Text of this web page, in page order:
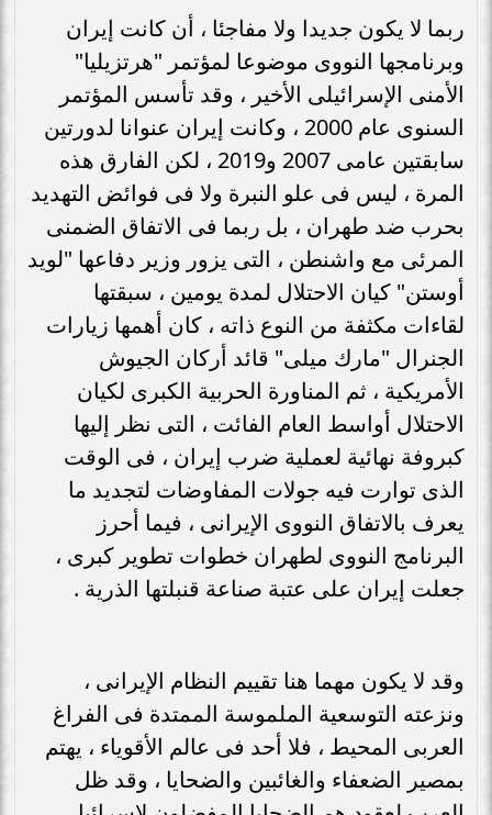
ربما لا يكون جديدا ولا مفاجئا ، أن كانت إيران
وبرنامجها النووى موضوعا لمؤتمر "هرتزيليا"
الأمنى الإسرائيلى الأخير ، وقد تأسس المؤتمر
السنوى عام 2000 ، وكانت إيران عنوانا لدورتين
سابقتين عامى 2007 و2019 ، لكن الفارق هذه
المرة ، ليس فى علو النبرة ولا فى فوائض التهديد
بحرب ضد طهران ، بل ربما فى الاتفاق الضمنى
المرئى مع واشنطن ، التى يزور وزير دفاعها "لويد
أوستن" كيان الاحتلال لمدة يومين ، سبقتها
لقاءات مكثفة من النوع ذاته ، كان أهمها زيارات
الجنرال "مارك ميلى" قائد أركان الجيوش
الأمريكية ، ثم المناورة الحربية الكبرى لكيان
الاحتلال أواسط العام الفائت ، التى نظر إليها
كبروفة نهائية لعملية ضرب إيران ، فى الوقت
الذى توارت فيه جولات المفاوضات لتجديد ما
يعرف بالاتفاق النووى الإيرانى ، فيما أحرز
البرنامج النووى لطهران خطوات تطوير كبرى ،
جعلت إيران على عتبة صناعة قنبلتها الذرية .
وقد لا يكون مهما هنا تقييم النظام الإيرانى ،
ونزعته التوسعية الملموسة الممتدة فى الفراغ
العربى المحيط ، فلا أحد فى عالم الأقوياء ، يهتم
بمصير الضعفاء والغائبين والضحايا ، وقد ظل